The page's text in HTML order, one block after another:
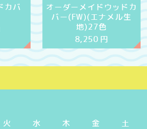
カバ
オーダーメイドウッドカ
バー(FW)(エナメル生
地)27色
8,250 円
火 水 木 金
土